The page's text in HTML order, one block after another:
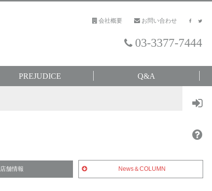
会社概要 お問い合わせ
03-3377-7444
PREJUDICE Q&A
店舗情報 News＆COLUMN